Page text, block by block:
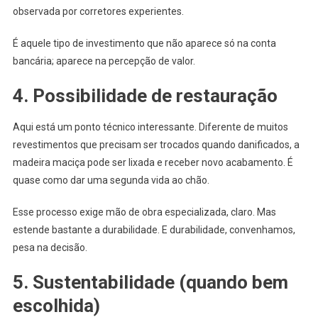
observada por corretores experientes.
É aquele tipo de investimento que não aparece só na conta
bancária; aparece na percepção de valor.
4. Possibilidade de restauração
Aqui está um ponto técnico interessante. Diferente de muitos
revestimentos que precisam ser trocados quando danificados, a
madeira maciça pode ser lixada e receber novo acabamento. É
quase como dar uma segunda vida ao chão.
Esse processo exige mão de obra especializada, claro. Mas
estende bastante a durabilidade. E durabilidade, convenhamos,
pesa na decisão.
5. Sustentabilidade (quando bem
escolhida)